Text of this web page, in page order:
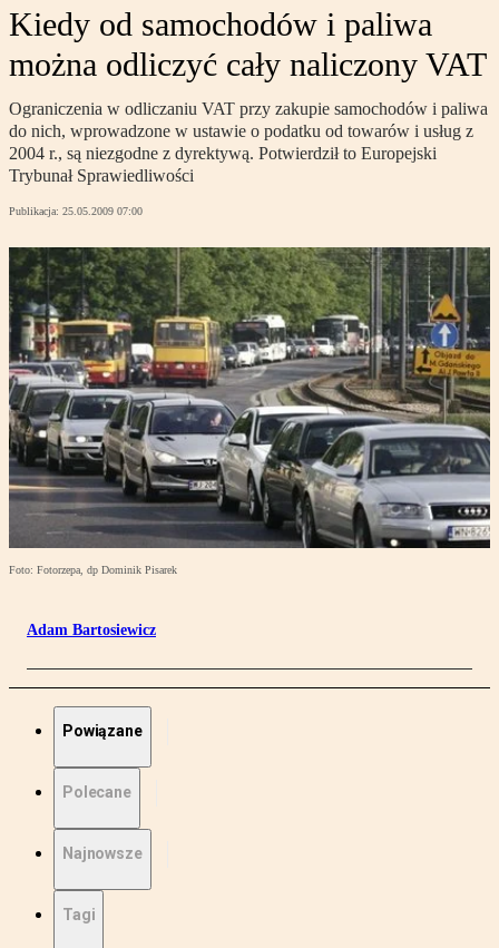
Kiedy od samochodów i paliwa
można odliczyć cały naliczony VAT
Ograniczenia w odliczaniu VAT przy zakupie samochodów i paliwa
do nich, wprowadzone w ustawie o podatku od towarów i usług z
2004 r., są niezgodne z dyrektywą. Potwierdził to Europejski
Trybunał Sprawiedliwości
Publikacja: 25.05.2009 07:00
Foto: Fotorzepa, dp Dominik Pisarek
Adam Bartosiewicz
Powiązane
Polecane
Najnowsze
Tagi